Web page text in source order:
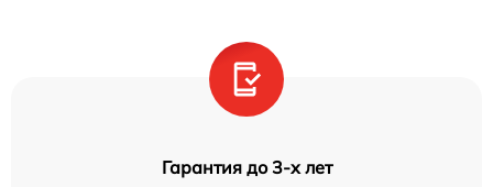
Гарантия до 3-х лет